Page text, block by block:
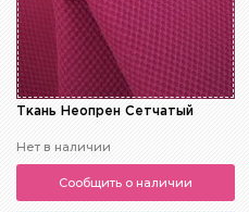
Ткань Неопрен Сетчатый
Нет в наличии
Сообщить о наличии